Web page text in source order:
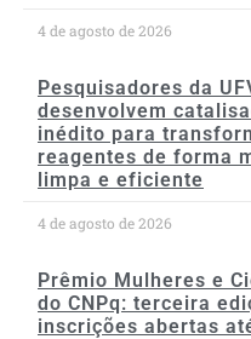
4 de agosto de 2026
Pesquisadores da
desenvolvem
inédito para
reagentes de forma
limpa e eficiente
4 de agosto de 2026
Prêmio Mulheres e
do CNPq: terceira
inscrições abertas